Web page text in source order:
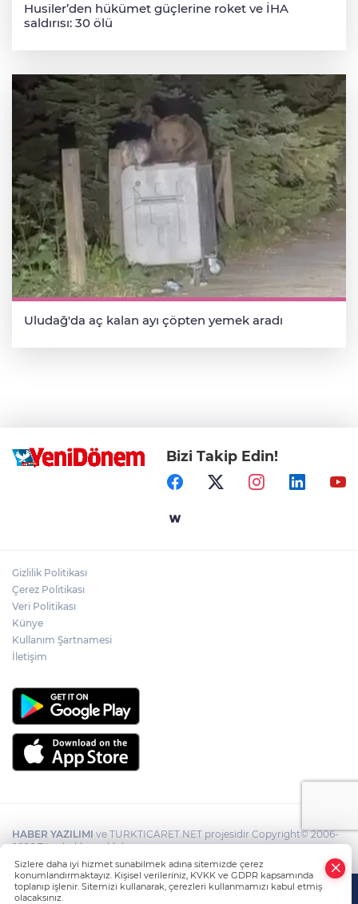
Husiler’den hükümet güçlerine roket ve İHA
saldırısı: 30 ölü
Uludağ'da aç kalan ayı çöpten yemek aradı
Bizi Takip Edin!
Gizlilik Politikası
Çerez Politikası
Veri Politikası
Künye
Kullanım Şartnamesi
İletişim
HABER YAZILIMI ve TURKTICARET.NET projesidir Copyright© 2006-
2026 Tüm hakları saklıdır.
Sizlere daha iyi hizmet sunabilmek adına sitemizde çerez
konumlandırmaktayız. Kişisel verileriniz, KVKK ve GDPR kapsamında
toplanıp işlenir. Sitemizi kullanarak, çerezleri kullanmamızı kabul etmiş
olacaksınız.